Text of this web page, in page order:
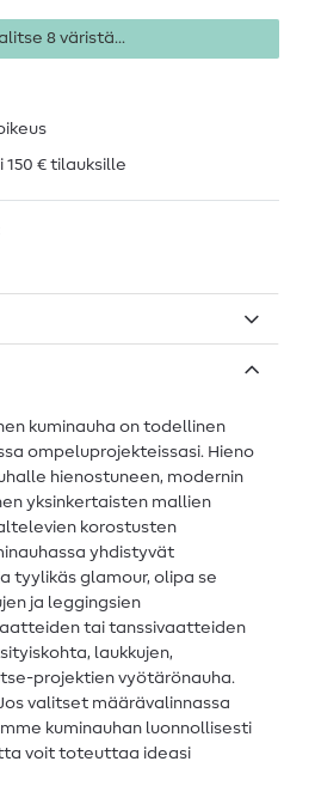
8 väristä...
150 € tilauksille
kuminauha on todellinen
ompeluprojekteissasi. Hieno
hienostuneen, modernin
yksinkertaisten mallien
korostusten
yhdistyvät
tyylikäs glamour, olipa se
ja leggingsien
tai tanssivaatteiden
laukkujen,
projektien vyötärönauha.
valitset määrävalinnassa
kuminauhan luonnollisesti
voit toteuttaa ideasi